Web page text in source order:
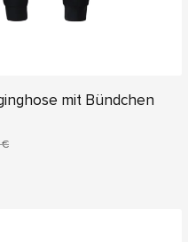
mit Bündchen
€